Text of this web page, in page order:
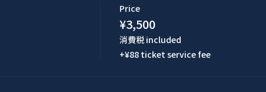
Price
¥3,500
消費税 included
+¥88 ticket service fee